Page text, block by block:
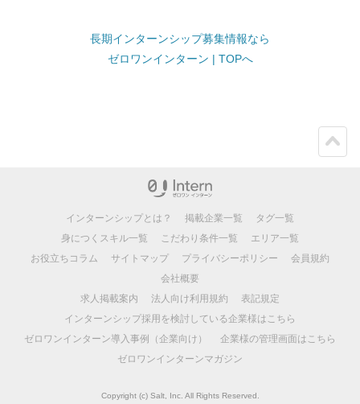
長期インターンシップ募集情報なら
ゼロワンインターン | TOPへ
インターンシップとは？ 掲載企業一覧
タグ一覧
身につくスキル一覧
こだわり条件一覧
エリア一覧
お役立ちコラム
サイトマップ プライバシーポリシー
会員規約
会社概要
求人掲載案内
法人向け利用規約
表記規定
インターンシップ採用を検討している企業様はこちら
ゼロワンインターン導入事例（企業向け）
企業様の管理画面はこちら
ゼロワンインターンマガジン
Copyright (c) Salt, Inc. All Rights Reserved.